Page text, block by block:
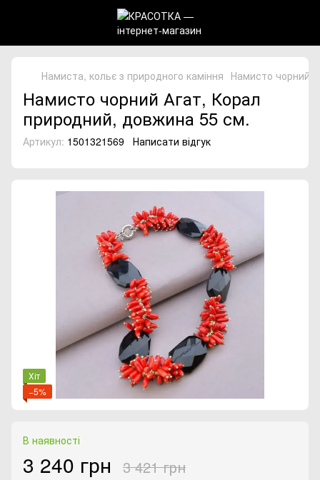
Намиста, кольє з природного каміння Намисто чорний
Намисто чорний Агат, Корал
природний, довжина 55 см.
Артикул: 1501321569 Написати відгук
Хіт
−5%
В наявності
3 240 грн 3 421 грн